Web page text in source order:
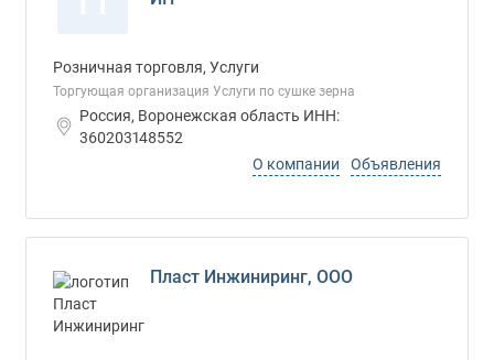
Розничная торговля, Услуги
Торгующая организация Услуги по сушке зерна
Россия, Воронежская область ИНН:
360203148552
О компании
Объявления
Пласт Инжиниринг, ООО